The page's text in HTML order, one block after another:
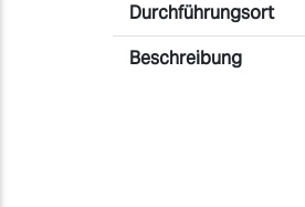
Durchführungsort
Beschreibung